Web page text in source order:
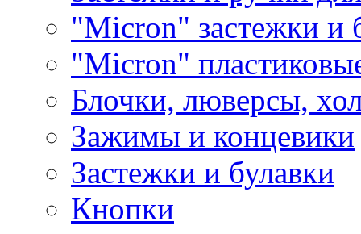
"Micron" застежки и
"Micron"
Блочки, люверсы,
Зажимы и концевики
Застежки и булавки
Кнопки